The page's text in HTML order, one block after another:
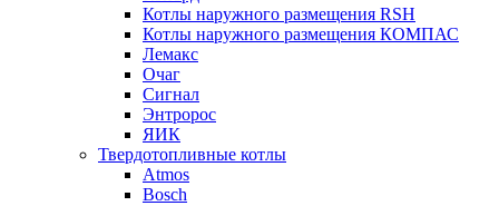
Котлы наружного размещения RSH
Котлы наружного размещения КОМПАС
Лемакс
Очаг
Сигнал
Энтророс
ЯИК
Твердотопливные котлы
Atmos
Bosch